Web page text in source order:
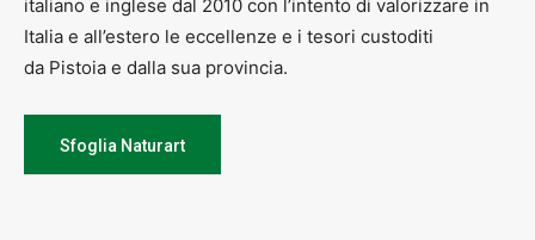
italiano e inglese dal 2010 con l’intento di valorizzare in
Italia e all’estero le eccellenze e i tesori custoditi
da Pistoia e dalla sua provincia.
Sfoglia Naturart